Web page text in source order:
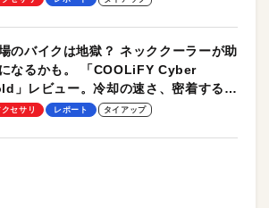
のバイクは地獄？ ネッククーラーが助
なるかも。 「COOLiFY Cyber
」レビュー。冷却の速さ、密着する冷
レート、シンプルな操作性がグッド！
クセサリ レポート タイアップ